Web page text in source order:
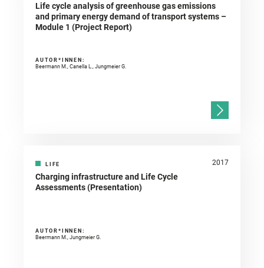
Life cycle analysis of greenhouse gas emissions
and primary energy demand of transport systems –
Module 1 (Project Report)
AUTOR*INNEN:
Beermann M., Canella L., Jungmeier G.
LIFE 2017
Charging infrastructure and Life Cycle
Assessments (Presentation)
AUTOR*INNEN:
Beermann M., Jungmeier G.